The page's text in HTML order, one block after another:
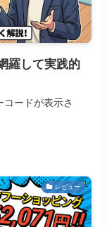
羅して実践的
ードが表示さ
レビュー